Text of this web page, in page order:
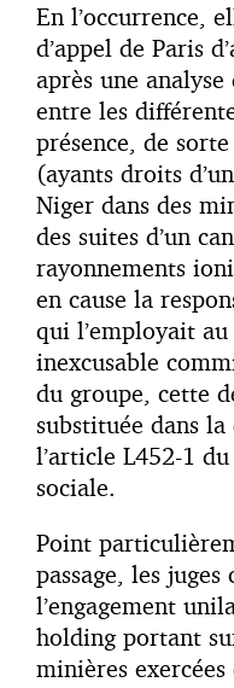
En l’occurrence,
d’appel de Paris
après une
entre les
présence, de
(ayants droits
Niger dans des
des suites d’un
rayonnements
en cause la
qui l’employait
inexcusable
du groupe, cette
substituée dans
l’article L452-1
sociale.
Point
passage, les
l’engagement
holding portant
minières